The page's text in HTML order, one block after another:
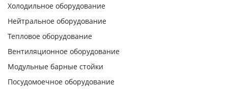
Холодильное оборудование
Нейтральное оборудование
Тепловое оборудование
Вентиляционное оборудование
Модульные барные стойки
Посудомоечное оборудование